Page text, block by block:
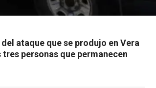
ataque que se produjo en Vera
personas que permanecen